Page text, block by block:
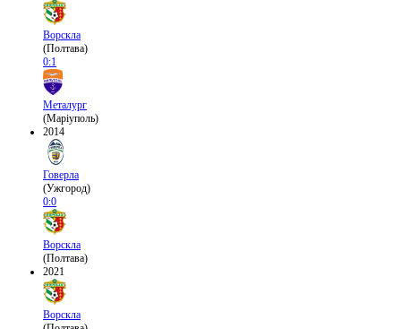
Ворскла
(Полтава)
0:1
Металург
(Маріуполь)
2014
Говерла
(Ужгород)
0:0
Ворскла
(Полтава)
2021
Ворскла